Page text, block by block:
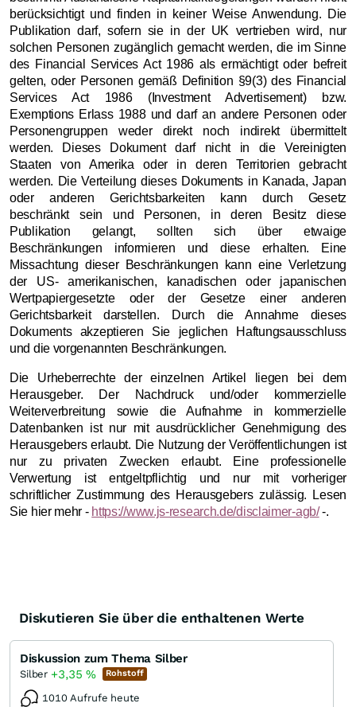
berücksichtigt und finden in keiner Weise Anwendung. Die
Publikation darf, sofern sie in der UK vertrieben wird, nur
solchen Personen zugänglich gemacht werden, die im Sinne
des Financial Services Act 1986 als ermächtigt oder befreit
gelten, oder Personen gemäß Definition §9(3) des Financial
Services Act 1986 (Investment Advertisement) bzw.
Exemptions Erlass 1988 und darf an andere Personen oder
Personengruppen weder direkt noch indirekt übermittelt
werden. Dieses Dokument darf nicht in die Vereinigten
Staaten von Amerika oder in deren Territorien gebracht
werden. Die Verteilung dieses Dokuments in Kanada, Japan
oder anderen Gerichtsbarkeiten kann durch Gesetz
beschränkt sein und Personen, in deren Besitz diese
Publikation gelangt, sollten sich über etwaige
Beschränkungen informieren und diese erhalten. Eine
Missachtung dieser Beschränkungen kann eine Verletzung
der US- amerikanischen, kanadischen oder japanischen
Wertpapiergesetzte oder der Gesetze einer anderen
Gerichtsbarkeit darstellen. Durch die Annahme dieses
Dokuments akzeptieren Sie jeglichen Haftungsausschluss
und die vorgenannten Beschränkungen.
Die Urheberrechte der einzelnen Artikel liegen bei dem
Herausgeber. Der Nachdruck und/oder kommerzielle
Weiterverbreitung sowie die Aufnahme in kommerzielle
Datenbanken ist nur mit ausdrücklicher Genehmigung des
Herausgebers erlaubt. Die Nutzung der Veröffentlichungen ist
nur zu privaten Zwecken erlaubt. Eine professionelle
Verwertung ist entgeltpflichtig und nur mit vorheriger
schriftlicher Zustimmung des Herausgebers zulässig. Lesen
Sie hier mehr - https://www.js-research.de/disclaimer-agb/-.
Diskutieren Sie über die enthaltenen Werte
Diskussion zum Thema Silber
Silber +3,35% Rohstoff
1010 Aufrufe heute